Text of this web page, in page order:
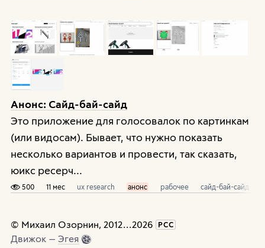
Анонс: Сайд-бай-сайд
Это приложение для голосовалок по картинкам
(или видосам). Бывает, что нужно показать
несколько вариантов и провести, так сказать,
юикс ресерч...
500 11 мес ux research анонс рабочее сайд-бай-сайд
© Михаил Озорнин, 2012...2026 РСС
Движок — Эгея